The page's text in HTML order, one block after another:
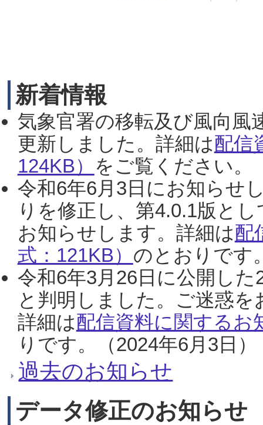
新着情報
気象官署の移転及び風向風
更新しました。詳細は配信
124KB） をご覧ください。
令和6年6月3日にお知らせ
りを修正し、第4.0.1版と
お知らせします。詳細は配
式：121KB） のとおりです
令和6年3月26日に公開し
と判明しました。ご迷惑
詳細は配信資料に関するお
りです。（2024年6月3日）
過去のお知らせ
データ修正のお知らせ